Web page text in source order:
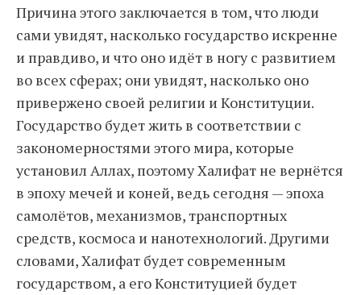
Причина этого заключается в том, что люди
сами увидят, насколько государство искренне
и правдиво, и что оно идёт в ногу с развитием
во всех сферах; они увидят, насколько оно
привержено своей религии и Конституции.
Государство будет жить в соответствии с
закономерностями этого мира, которые
установил Аллах, поэтому Халифат не вернётся
в эпоху мечей и коней, ведь сегодня — эпоха
самолётов, механизмов, транспортных
средств, космоса и нанотехнологий. Другими
словами, Халифат будет современным
государством, а его Конституцией будет